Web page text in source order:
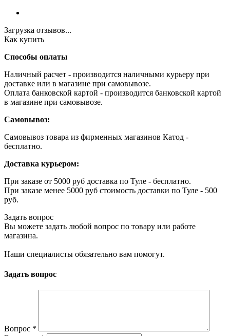
Загрузка отзывов...
Как купить
Способы оплаты
Наличный расчет - производится наличными курьеру при
доставке или в магазине при самовывозе.
Оплата банковской картой - производится банковской картой
в магазине при самовывозе.
Самовывоз:
Самовывоз товара из фирменных магазинов Катод -
бесплатно.
Доставка курьером:
При заказе от 5000 руб доставка по Туле - бесплатно.
При заказе менее 5000 руб стоимость доставки по Туле - 500
руб.
Задать вопрос
Вы можете задать любой вопрос по товару или работе
магазина.
Наши специалисты обязательно вам помогут.
Задать вопрос
Вопрос *